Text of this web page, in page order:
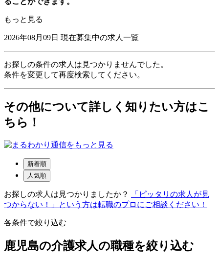
もっと見る
2026年08月09日 現在募集中の求人一覧
お探しの条件の求人は見つかりませんでした。
条件を変更して再度検索してください。
その他について詳しく知りたい方はこ
ちら！
新着順
人気順
お探しの求人は見つかりましたか？
「ピッタリの求人が見
つからない！」という方は転職のプロにご相談ください！
各条件で絞り込む
鹿児島の介護求人の職種を絞り込む